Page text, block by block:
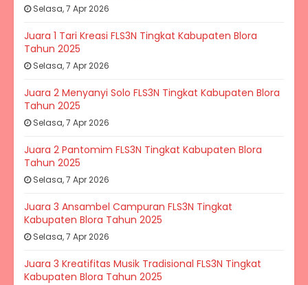
Selasa, 7 Apr 2026
Juara 1 Tari Kreasi FLS3N Tingkat Kabupaten Blora
Tahun 2025
Selasa, 7 Apr 2026
Juara 2 Menyanyi Solo FLS3N Tingkat Kabupaten Blora
Tahun 2025
Selasa, 7 Apr 2026
Juara 2 Pantomim FLS3N Tingkat Kabupaten Blora
Tahun 2025
Selasa, 7 Apr 2026
Juara 3 Ansambel Campuran FLS3N Tingkat
Kabupaten Blora Tahun 2025
Selasa, 7 Apr 2026
Juara 3 Kreatifitas Musik Tradisional FLS3N Tingkat
Kabupaten Blora Tahun 2025